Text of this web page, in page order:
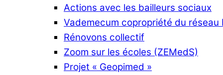
Actions avec les bailleurs sociaux
Vademecum copropriété du réseau
Rénovons collectif
Zoom sur les écoles (ZEMedS)
Projet « Geopimed »